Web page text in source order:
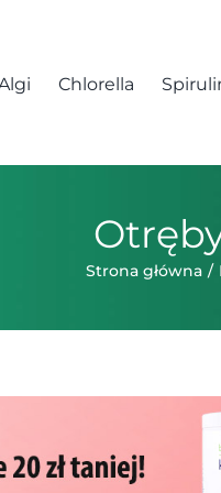
Chlorella
Strona główna